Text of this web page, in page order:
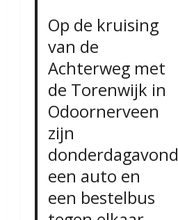
Op de kruising
van de
Achterweg met
de Torenwijk in
Odoornerveen
zijn
donderdagavond
een auto en
een bestelbus